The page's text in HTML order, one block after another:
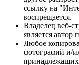
ссылку на
воспрещается.
Владелец веб-
является автор
Любое
фотографий и/
принадлежащих